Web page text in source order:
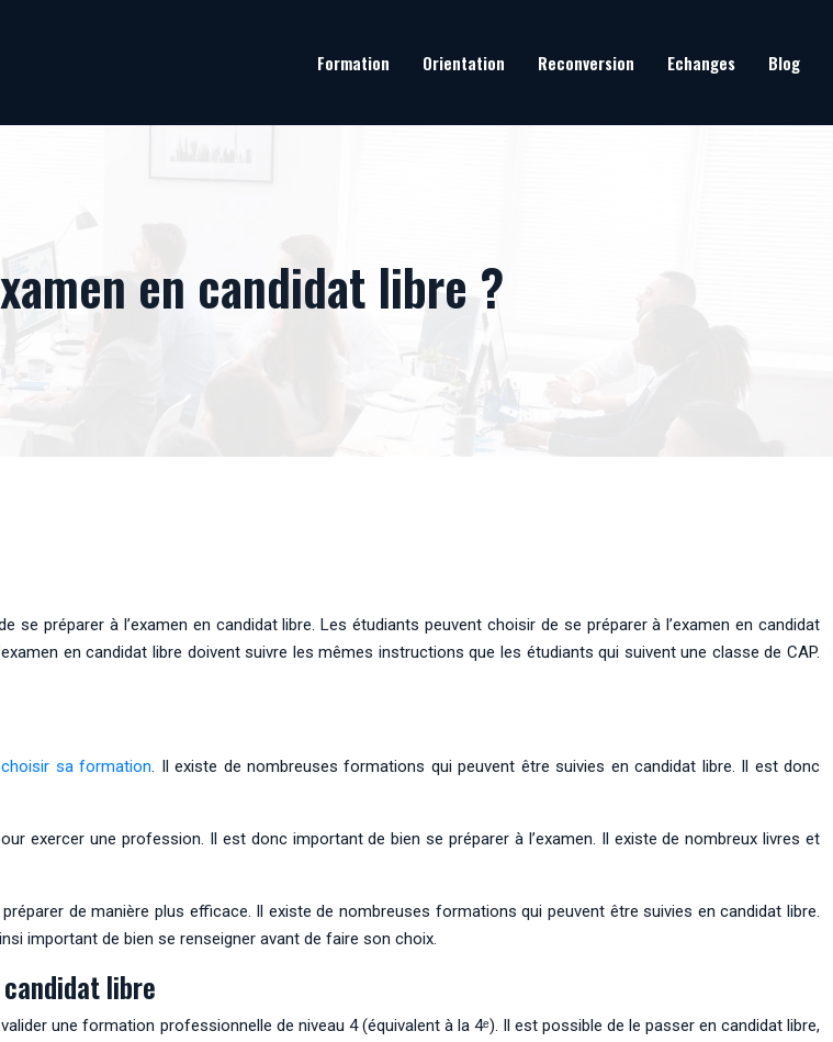
Formation Orientation Reconversion Echanges Blog
en candidat libre ?
préparer à l’examen en candidat libre. Les étudiants peuvent choisir de se préparer à l’examen en candidat
en candidat libre doivent suivre les mêmes instructions que les étudiants qui suivent une classe de CAP.
sa formation. Il existe de nombreuses formations qui peuvent être suivies en candidat libre. Il est donc
exercer une profession. Il est donc important de bien se préparer à l’examen. Il existe de nombreux livres et
de manière plus efficace. Il existe de nombreuses formations qui peuvent être suivies en candidat libre.
important de bien se renseigner avant de faire son choix.
candidat libre
une formation professionnelle de niveau 4 (équivalent à la 4ᵉ). Il est possible de le passer en candidat libre,